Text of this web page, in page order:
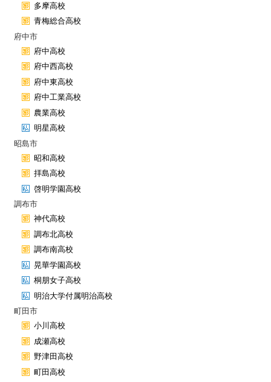
多摩高校
青梅総合高校
府中市
府中高校
府中西高校
府中東高校
府中工業高校
農業高校
明星高校
昭島市
昭和高校
拝島高校
啓明学園高校
調布市
神代高校
調布北高校
調布南高校
晃華学園高校
桐朋女子高校
明治大学付属明治高校
町田市
小川高校
成瀬高校
野津田高校
町田高校